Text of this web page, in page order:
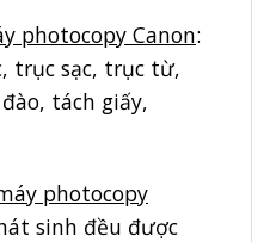
photocopy Canon:
trục sạc, trục từ,
tách giấy,
photocopy
sinh đều được